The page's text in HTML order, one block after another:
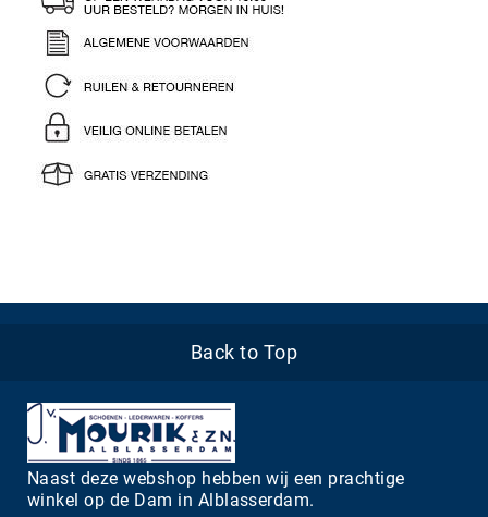
Back to Top
Naast deze webshop hebben wij een prachtige
winkel op de Dam in Alblasserdam.